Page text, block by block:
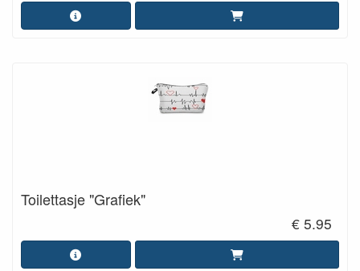
Toilettasje "Grafiek"
€ 5.95